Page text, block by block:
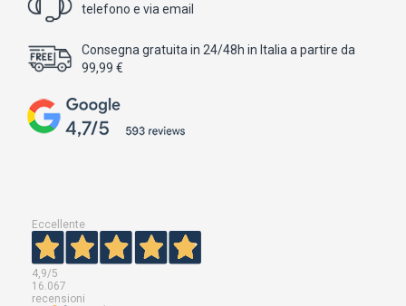
telefono e via email
Consegna gratuita in 24/48h in Italia a partire da
99,99 €
Eccellente
4,9/5
16.067
recensioni